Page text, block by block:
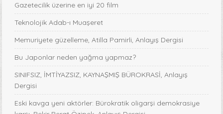
Gazetecilik üzerine en iyi 20 film
Teknolojik Adab-ı Muaşeret
Memuriyete güzelleme, Atilla Pamirli, Anlayış Dergisi
Bu Japonlar neden yağma yapmaz?
SINIFSIZ, İMTİYAZSIZ, KAYNAŞMIŞ BÜROKRASİ, Anlayış
Dergisi
Eski kavga yeni aktörler: Bürokratik oligarşi demokrasiye